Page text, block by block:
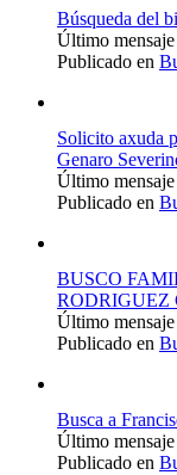
Búsqueda del
Último
Publicado en
Solicito axuda
Genaro
Último
Publicado en
BUSCO
RODRIGUEZ
Último
Publicado en
Busca a
Último
Publicado en